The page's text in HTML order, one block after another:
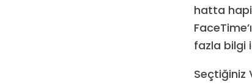
hatta
fazla bilgi
Seçtiğiniz